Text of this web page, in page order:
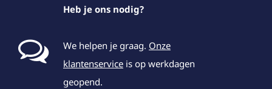
Heb je ons nodig?
We helpen je graag. Onze
klantenservice is op werkdagen
geopend.